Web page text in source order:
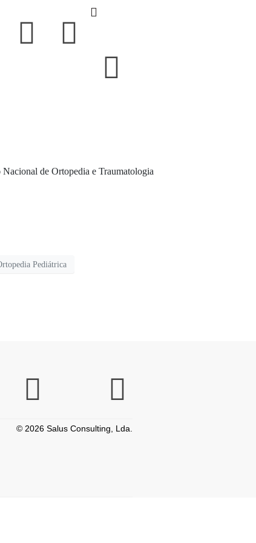
de Ortopedia e Traumatologia
Pediátrica
© 2026 Salus Consulting, Lda.